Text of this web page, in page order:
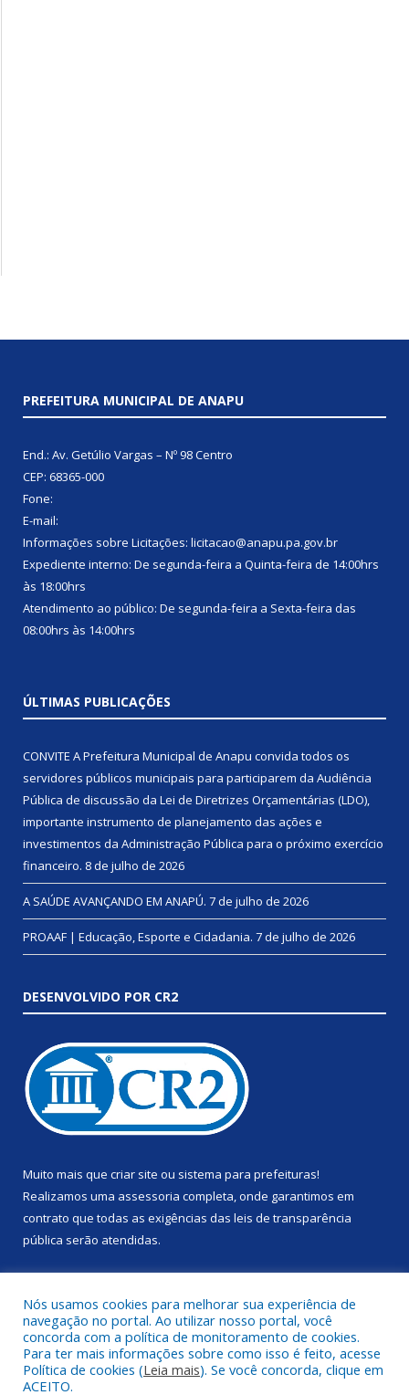
PREFEITURA MUNICIPAL DE ANAPU
End.: Av. Getúlio Vargas – Nº 98 Centro
CEP: 68365-000
Fone:
E-mail:
Informações sobre Licitações: licitacao@anapu.pa.gov.br
Expediente interno: De segunda-feira a Quinta-feira de 14:00hrs
às 18:00hrs
Atendimento ao público: De segunda-feira a Sexta-feira das
08:00hrs às 14:00hrs
ÚLTIMAS PUBLICAÇÕES
CONVITE A Prefeitura Municipal de Anapu convida todos os
servidores públicos municipais para participarem da Audiência
Pública de discussão da Lei de Diretrizes Orçamentárias (LDO),
importante instrumento de planejamento das ações e
investimentos da Administração Pública para o próximo exercício
financeiro. 8 de julho de 2026
A SAÚDE AVANÇANDO EM ANAPÚ. 7 de julho de 2026
PROAAF | Educação, Esporte e Cidadania. 7 de julho de 2026
DESENVOLVIDO POR CR2
Muito mais que criar site ou sistema para prefeituras!
Realizamos uma assessoria completa, onde garantimos em
contrato que todas as exigências das leis de transparência
pública serão atendidas.
Todos os direitos reservados a Prefeitura Municipal de Anapu.
Nós usamos cookies para melhorar sua experiência de
navegação no portal. Ao utilizar nosso portal, você
concorda com a política de monitoramento de cookies.
Para ter mais informações sobre como isso é feito, acesse
Política de cookies (Leia mais). Se você concorda, clique em
ACEITO.